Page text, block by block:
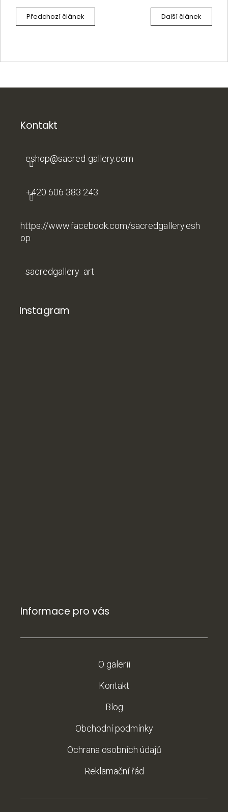
Předchozí článek Další článek
Z
Kontakt
eshop@sacred-gallery.com
+420 606 383 243
https://www.facebook.com/sacredgallery.esh
op
sacredgallery_art
Instagram
Informace pro vás
O galerii
Kontakt
Blog
Obchodní podmínky
Ochrana osobních údajů
Reklamační řád